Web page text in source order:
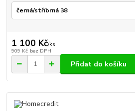
1 100 Kč/ks
909 Kč bez DPH
Přidat do košíku